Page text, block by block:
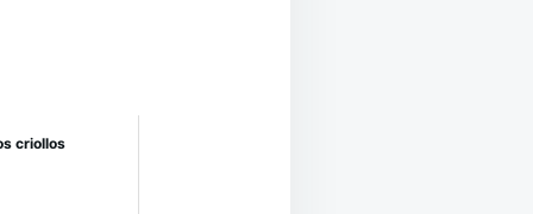
criollos